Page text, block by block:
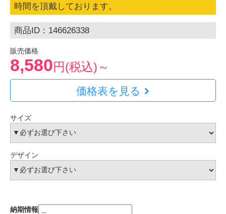
時間を頂戴しております。
商品ID：146626338
販売価格
8,580円(税込)～
価格表を見る
サイズ
デザイン
納期情報